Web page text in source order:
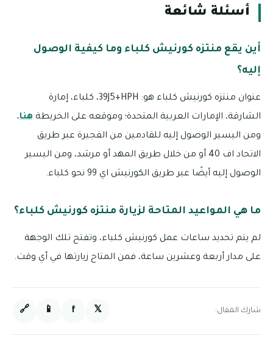
أسئلة شائعة
أين يقع منتزه كورنيش كلباء وما كيفية الوصول
إليه؟
عنوان منتزه كورنيش كلباء هو: 39J5+HPH، كلباء، إمارة
الشارقة، الإمارات العربية المتحدة؛ وموقعه على الخريطة هنا،
ومن اليسير الوصول إليه للقادمين من الفجيرة عبر طريق
الاتحاد اف 40 أو من خلال طريق المهد أو مرشد، ومن اليسير
الوصول إليه أيضًا عبر طريق الكورنيش اي 99 نحو كلباء.
ما هي المواعيد المتاحة لزيارة منتزه كورنيش كلباء؟
لم يتم تحديد ساعات عمل كورنيش كلباء، وتفتح تلك الوجهة
على مدار أربعة وعشرين ساعة، فمن المتاح زيارتها في أي وقت.
شارك المقال: 𝕏
f
📱
🔗